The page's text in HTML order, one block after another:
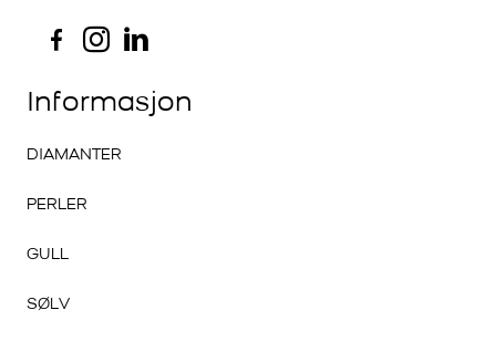
Informasjon
DIAMANTER
PERLER
GULL
SØLV